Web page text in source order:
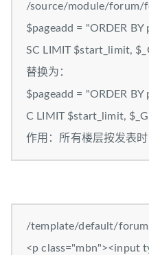
/source/module/forum/
$pageadd = "ORDER
SC LIMIT $start_limit,
替换为：
$pageadd = "ORDER
C LIMIT $start_limit,
作用：所有楼层按发表时
/template/default/
<p class="mbn"><input